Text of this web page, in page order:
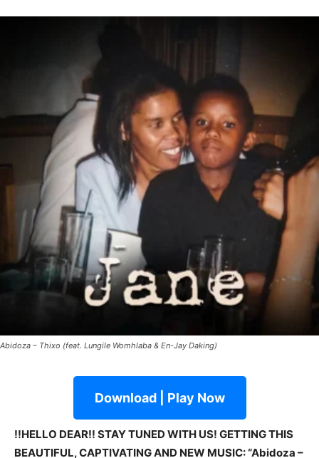
Abidoza – Thixo (feat. Lungile Womhlaba & En-Jay Daking)
Download | Play Now
!!HELLO DEAR!! STAY TUNED WITH US! GETTING THIS
BEAUTIFUL, CAPTIVATING AND NEW MUSIC: “Abidoza –